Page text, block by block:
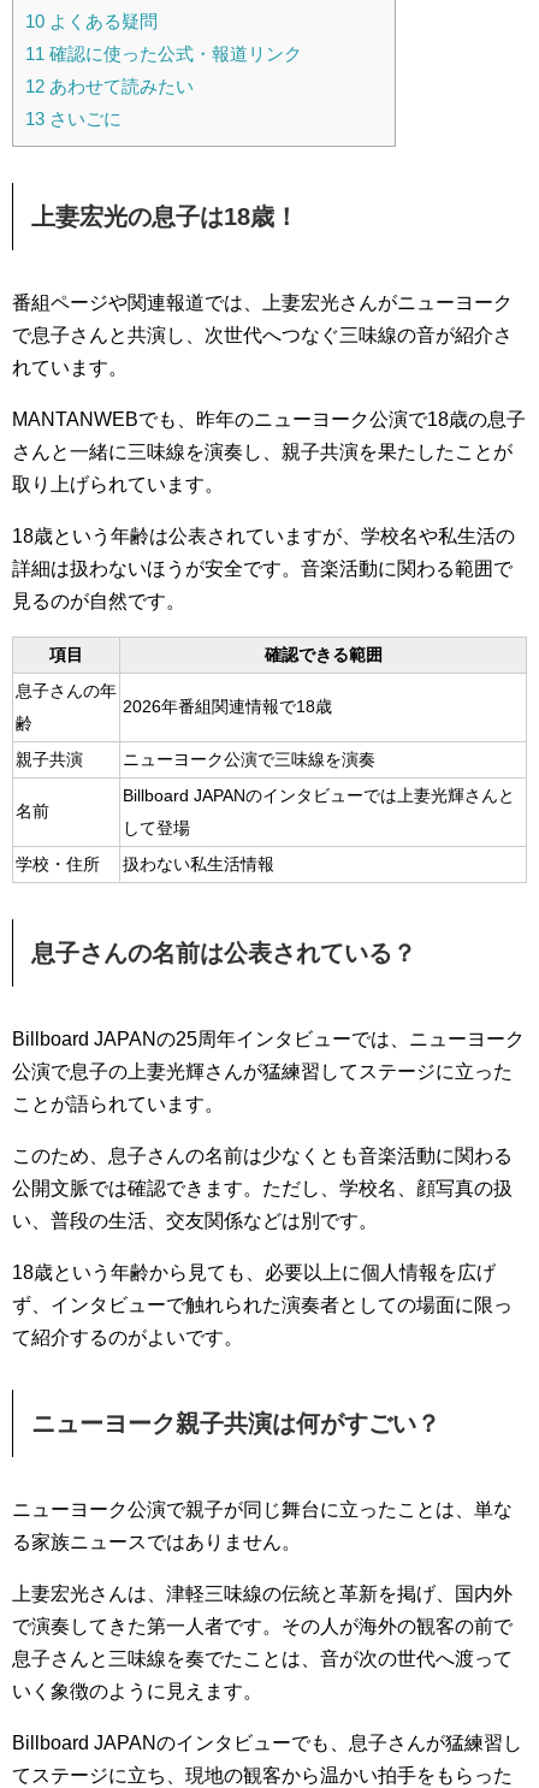
10 よくある疑問
11 確認に使った公式・報道リンク
12 あわせて読みたい
13 さいごに
上妻宏光の息子は18歳！
番組ページや関連報道では、上妻宏光さんがニューヨーク
で息子さんと共演し、次世代へつなぐ三味線の音が紹介さ
れています。
MANTANWEBでも、昨年のニューヨーク公演で18歳の息子
さんと一緒に三味線を演奏し、親子共演を果たしたことが
取り上げられています。
18歳という年齢は公表されていますが、学校名や私生活の
詳細は扱わないほうが安全です。音楽活動に関わる範囲で
見るのが自然です。
項目
確認できる範囲
息子さんの年
齢
2026年番組関連情報で18歳
親子共演 ニューヨーク公演で三味線を演奏
名前
Billboard JAPANのインタビューでは上妻光輝さんと
して登場
学校・住所
扱わない私生活情報
息子さんの名前は公表されている？
Billboard JAPANの25周年インタビューでは、ニューヨーク
公演で息子の上妻光輝さんが猛練習してステージに立った
ことが語られています。
このため、息子さんの名前は少なくとも音楽活動に関わる
公開文脈では確認できます。ただし、学校名、顔写真の扱
い、普段の生活、交友関係などは別です。
18歳という年齢から見ても、必要以上に個人情報を広げ
ず、インタビューで触れられた演奏者としての場面に限っ
て紹介するのがよいです。
ニューヨーク親子共演は何がすごい？
ニューヨーク公演で親子が同じ舞台に立ったことは、単な
る家族ニュースではありません。
上妻宏光さんは、津軽三味線の伝統と革新を掲げ、国内外
で演奏してきた第一人者です。その人が海外の観客の前で
息子さんと三味線を奏でたことは、音が次の世代へ渡って
いく象徴のように見えます。
Billboard JAPANのインタビューでも、息子さんが猛練習し
てステージに立ち、現地の観客から温かい拍手をもらった